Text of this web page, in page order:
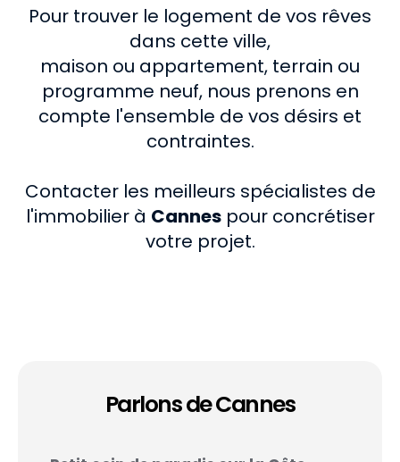
Pour trouver le logement de vos rêves
dans cette ville,
maison ou appartement, terrain ou
programme neuf, nous prenons en
compte l'ensemble de vos désirs et
contraintes.
Contacter les meilleurs spécialistes de
l'immobilier à Cannespour concrétiser
votre projet.
Parlons de Cannes